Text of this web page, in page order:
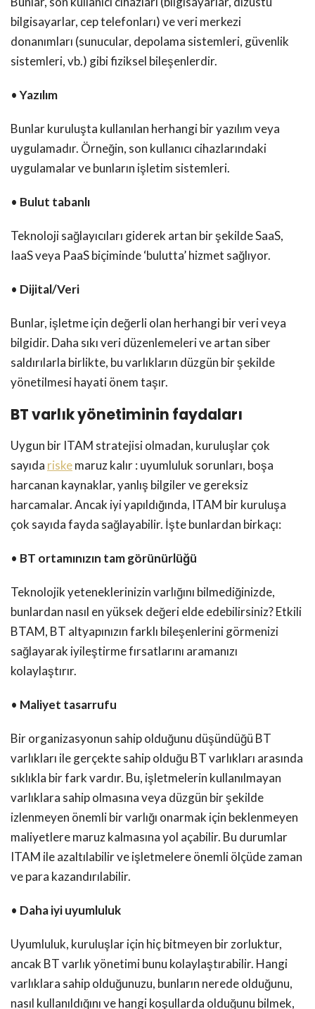
bilgisayarlar, cep telefonları) ve veri merkezi
donanımları (sunucular, depolama sistemleri, güvenlik
sistemleri, vb.) gibi fiziksel bileşenlerdir.
•Yazılım
Bunlar kuruluşta kullanılan herhangi bir yazılım veya
uygulamadır. Örneğin, son kullanıcı cihazlarındaki
uygulamalar ve bunların işletim sistemleri.
• Bulut tabanlı
Teknoloji sağlayıcıları giderek artan bir şekilde SaaS,
IaaS veya PaaS biçiminde ‘bulutta’ hizmet sağlıyor.
• Dijital/Veri
Bunlar, işletme için değerli olan herhangi bir veri veya
bilgidir. Daha sıkı veri düzenlemeleri ve artan siber
saldırılarla birlikte, bu varlıkların düzgün bir şekilde
yönetilmesi hayati önem taşır.
BT varlık yönetiminin faydaları
Uygun bir ITAM stratejisi olmadan, kuruluşlar çok
sayıda riskemaruz kalır : uyumluluk sorunları, boşa
harcanan kaynaklar, yanlış bilgiler ve gereksiz
harcamalar. Ancak iyi yapıldığında, ITAM bir kuruluşa
çok sayıda fayda sağlayabilir. İşte bunlardan birkaçı:
• BT ortamınızın tam görünürlüğü
Teknolojik yeteneklerinizin varlığını bilmediğinizde,
bunlardan nasıl en yüksek değeri elde edebilirsiniz? Etkili
BTAM, BT altyapınızın farklı bileşenlerini görmenizi
sağlayarak iyileştirme fırsatlarını aramanızı
kolaylaştırır.
• Maliyet tasarrufu
Bir organizasyonun sahip olduğunu düşündüğü BT
varlıkları ile gerçekte sahip olduğu BT varlıkları arasında
sıklıkla bir fark vardır. Bu, işletmelerin kullanılmayan
varlıklara sahip olmasına veya düzgün bir şekilde
izlenmeyen önemli bir varlığı onarmak için beklenmeyen
maliyetlere maruz kalmasına yol açabilir. Bu durumlar
ITAM ile azaltılabilir ve işletmelere önemli ölçüde zaman
ve para kazandırılabilir.
• Daha iyi uyumluluk
Uyumluluk, kuruluşlar için hiç bitmeyen bir zorluktur,
ancak BT varlık yönetimi bunu kolaylaştırabilir. Hangi
varlıklara sahip olduğunuzu, bunların nerede olduğunu,
nasıl kullanıldığını ve hangi koşullarda olduğunu bilmek,